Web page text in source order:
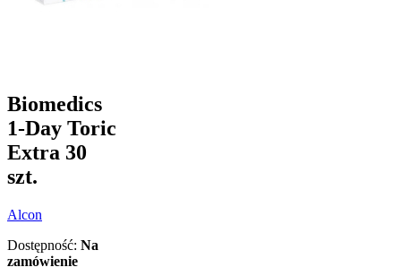
Biomedics
1-Day Toric
Extra 30
szt.
Alcon
Dostępność: Na
zamówienie